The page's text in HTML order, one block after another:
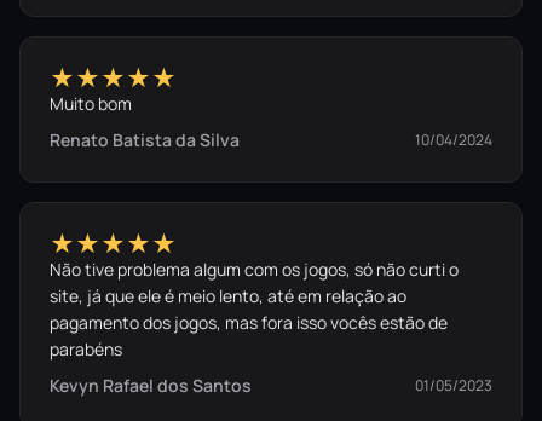
★★★★★
Muito bom
Renato Batista da Silva
10/04/2024
★★★★★
Não tive problema algum com os jogos, só não curti o
site, já que ele é meio lento, até em relação ao
pagamento dos jogos, mas fora isso vocês estão de
parabéns
Kevyn Rafael dos Santos
01/05/2023